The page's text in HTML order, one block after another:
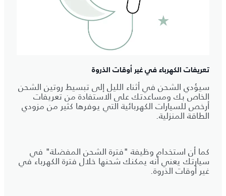
تعريفات الكهرباء في غير أوقات الذروة
سيؤدي الشحن في أثناء الليل إلى تبسيط روتين الشحن
الخاص بك ومساعدتك على الاستفادة من تعريفات
أرخص للسيارات الكهربائية التي يوفرها كثير من مزودي
الطاقة المنزلية.
كما أن استخدام وظيفة "فترة الشحن المفضلة" في
سيارتك يعني أنه يمكنك شحنها خلال فترة الكهرباء في
غير أوقات الذروة.